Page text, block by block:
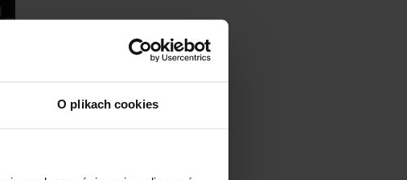
O plikach cookies